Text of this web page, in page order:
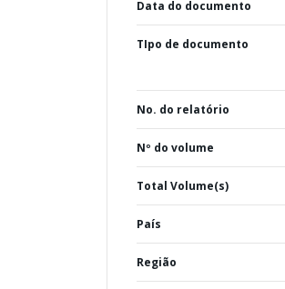
Data do documento
TIpo de documento
No. do relatório
Nº do volume
Total Volume(s)
País
Região